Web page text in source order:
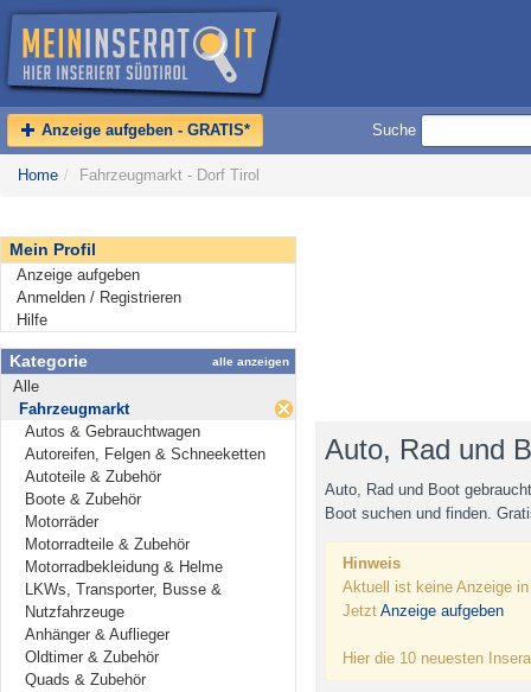
Anzeige aufgeben - GRATIS* Suche
Home / Fahrzeugmarkt - Dorf Tirol
Mein Profil
Anzeige aufgeben
Anmelden / Registrieren
Hilfe
Kategorie alle anzeigen
Alle
Fahrzeugmarkt
Autos & Gebrauchtwagen
Autoreifen, Felgen & Schneeketten
Autoteile & Zubehör
Boote & Zubehör
Motorräder
Motorradteile & Zubehör
Motorradbekleidung & Helme
LKWs, Transporter, Busse &
Nutzfahrzeuge
Anhänger & Auflieger
Oldtimer & Zubehör
Quads & Zubehör
Auto, Rad und
Auto, Rad und Boot
Boot suchen und finden.
Hinweis
Aktuell ist keine Anzeige
Jetzt Anzeige aufgeben
Hier die 10 neuesten